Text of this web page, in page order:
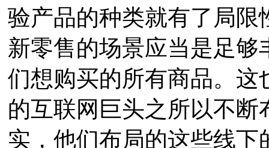
验产品的种类就有了局限
新零售的场景应当是足
们想购买的所有商品。
的互联网巨头之所以不
实，他们布局的这些线